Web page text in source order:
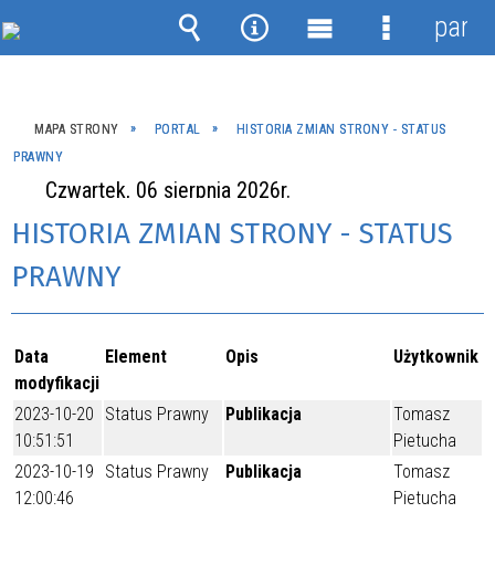
Czwartek, 06 sierpnia 2026r.
MAPA STRONY PORTAL
HISTORIA ZMIAN STRONY - STATUS
PRAWNY
HISTORIA ZMIAN STRONY - STATUS
PRAWNY
Data
modyfikacji
Element Opis Użytkownik
2023-10-20
10:51:51
Status Prawny Publikacja
Tomasz
Pietucha
2023-10-19
12:00:46
Status Prawny Publikacja
Tomasz
Pietucha
Wyszukiwarka
Narzędzia
Menu Menu
panel